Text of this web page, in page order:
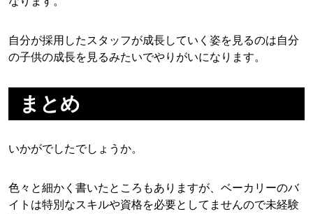
自分が採用したスタッフが成長していく姿を見るのは自分
の子供の成長を見るみたいでやりがいになります。
まとめ
いかがでしたでしょうか。
色々と細かく書いたところもありますが、ベーカリーのバ
イトは特別なスキルや資格を必要としてませんので未経験